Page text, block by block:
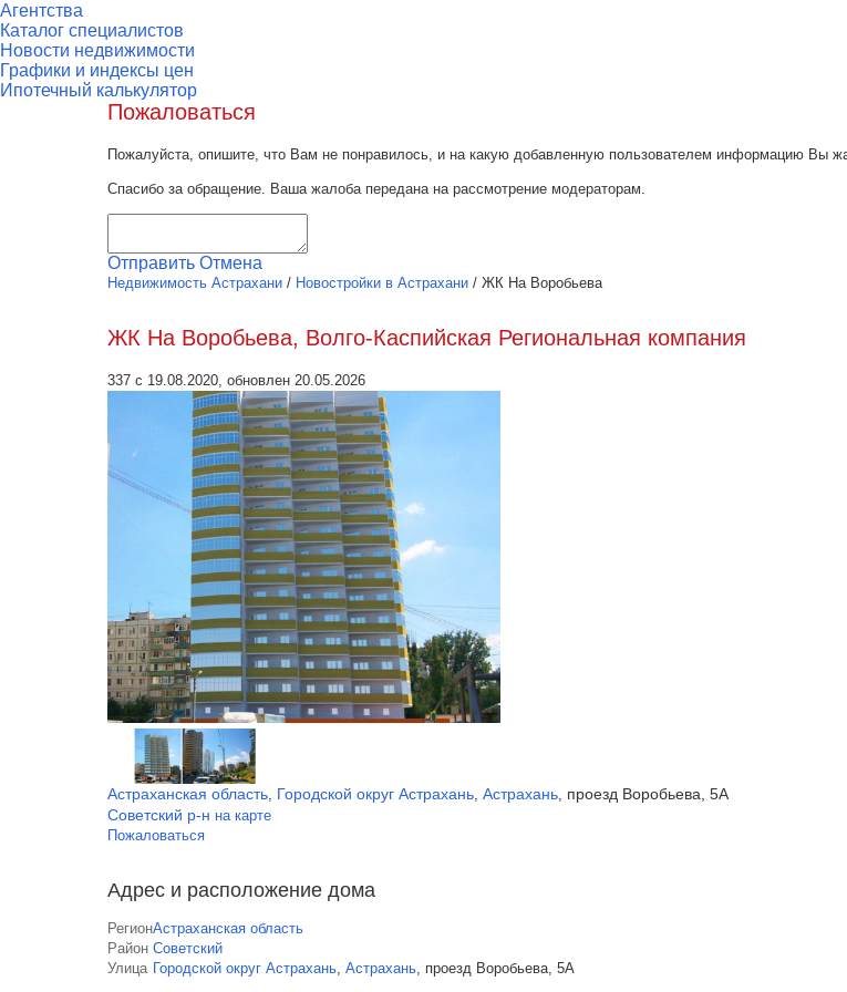
Агентства
Каталог специалистов
Новости недвижимости
Графики и индексы цен
Ипотечный калькулятор
Пожаловаться
Пожалуйста, опишите, что Вам не понравилось, и на какую добавленную пользователем информацию Вы
Спасибо за обращение. Ваша жалоба передана на рассмотрение модераторам.
Отправить Отмена
Недвижимость Астрахани / Новостройки в Астрахани / ЖК На Воробьева
ЖК На Воробьева, Волго-Каспийская Региональная компания
337 с 19.08.2020, обновлен 20.05.2026
Астраханская область, Городской округ Астрахань, Астрахань, проезд Воробьева, 5А
Советский р-н на карте
Пожаловаться
Адрес и расположение дома
РегионАстраханская область
Район Советский
Улица Городской округ Астрахань, Астрахань, проезд Воробьева, 5А